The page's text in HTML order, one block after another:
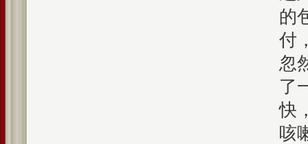
的
付
忽
了
快
咳